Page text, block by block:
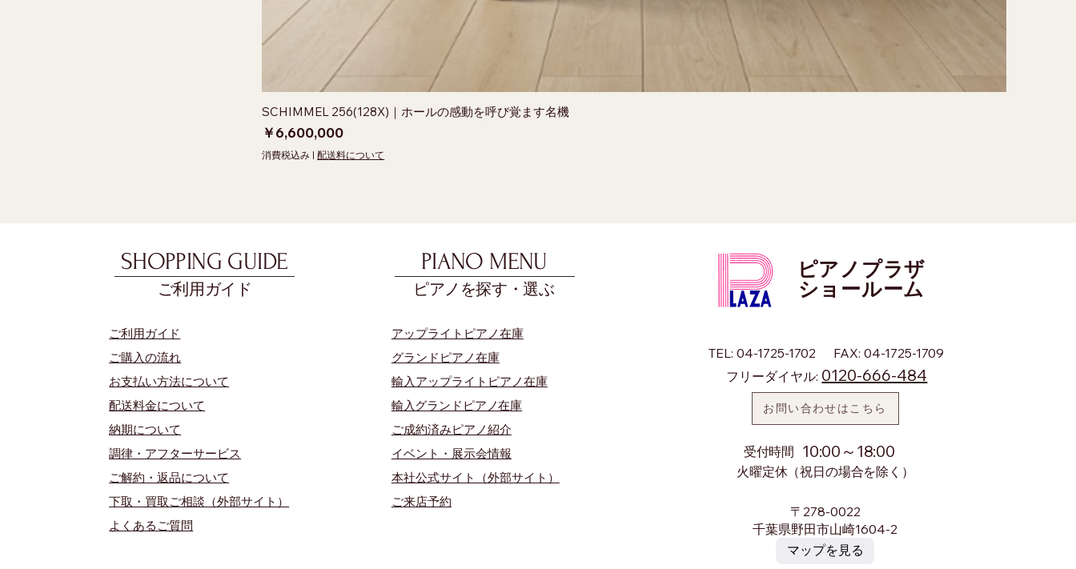
SCHIMMEL 256(128X)｜ホールの感動を呼び覚ます名機
価格
￥6,600,000
消費税込み |配送料について
SHOPPING GUIDE
ご利用ガイド
​ご利用ガイド
ご購入の流れ
お支払い方法について
配送料金について
​納期について
調律・アフターサービス
ご解約・返品について
下取・買取ご相談（外部サイト）
よくあるご質問
PIANO MENU
ピアノを探す・選ぶ
アップライトピアノ在庫
グランドピアノ在庫
輸入アップライトピアノ在庫
​輸入グランドピアノ在庫
​ご成約済みピアノ紹介
イベント・展示会情報
本社公式サイト（外部サイト）
​ご来店予約
ピアノプラザ
​ショールーム
TEL: 04-1725-1702
FAX: 04-1725-1709
フリーダイヤル: 0120-666-484
お問い合わせはこちら
​受付時間 10:00～18:00
火曜定休（祝日の場合を除く）
〒278-0022
千葉県野田市山崎1604-2
マップを見る